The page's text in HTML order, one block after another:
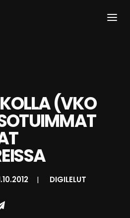
(VKO
| DIGILELUT